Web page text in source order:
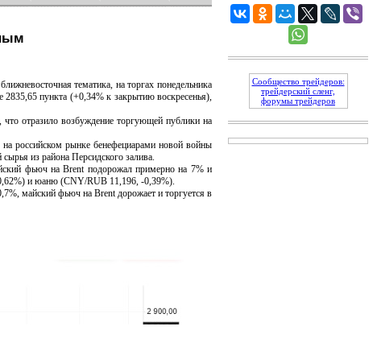
тематика, на торгах понедельника
2835,65 пункта (+0,34% к закрытию воскресенья),
отразило возбуждение торгующей публики на
российском рынке бенефециарами новой войны
сырья из района Персидского залива.
фьюч на Brent подорожал примерно на 7% и
и юаню (CNY/RUB 11,196, -0,39%).
майский фьюч на Brent дорожает и торгуется в
Сообщество трейдеров:
трейдерский сленг,
форумы трейдеров